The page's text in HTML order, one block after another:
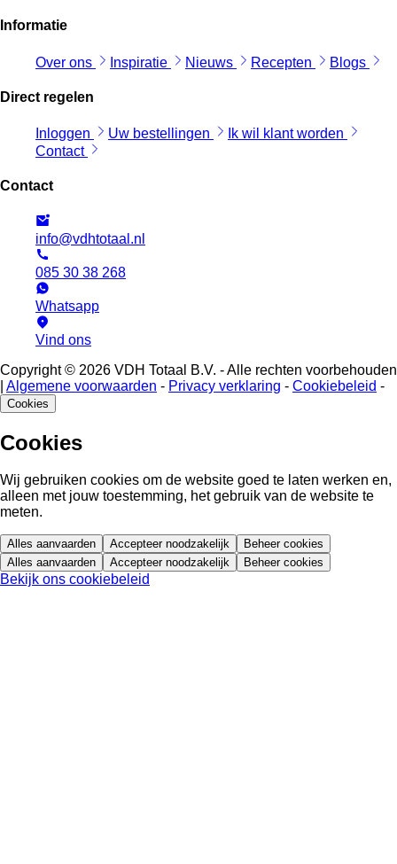
Informatie
Over ons Inspiratie Nieuws Recepten Blogs
Direct regelen
Inloggen Uw bestellingen
Ik wil klant worden
Contact
Contact
info@vdhtotaal.nl
085 30 38 268
Whatsapp
Vind ons
Copyright © 2026 VDH Totaal B.V. - Alle rechten voorbehouden
Algemene voorwaarden - Privacy verklaring - Cookiebeleid -
Cookies
Cookies
Wij gebruiken cookies om de website goed te laten werken en,
alleen met jouw toestemming, het gebruik van de website te
meten.
Alles aanvaarden Accepteer noodzakelijk
Beheer cookies
Alles aanvaarden
Accepteer noodzakelijk Beheer cookies
Bekijk ons cookiebeleid